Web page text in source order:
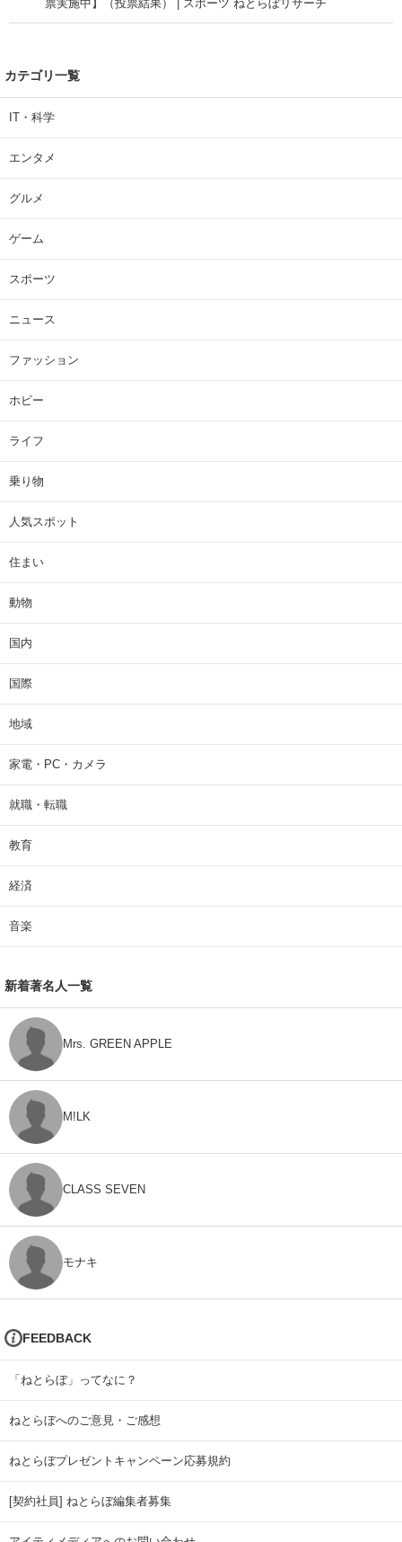
票実施中】（投票結果） | スポーツ ねとらぼリサーチ
カテゴリ一覧
IT・科学
エンタメ
グルメ
ゲーム
スポーツ
ニュース
ファッション
ホビー
ライフ
乗り物
人気スポット
住まい
動物
国内
国際
地域
家電・PC・カメラ
就職・転職
教育
経済
音楽
新着著名人一覧
Mrs. GREEN APPLE
M!LK
CLASS SEVEN
モナキ
FEEDBACK
「ねとらぼ」ってなに？
ねとらぼへのご意見・ご感想
ねとらぼプレゼントキャンペーン応募規約
[契約社員] ねとらぼ編集者募集